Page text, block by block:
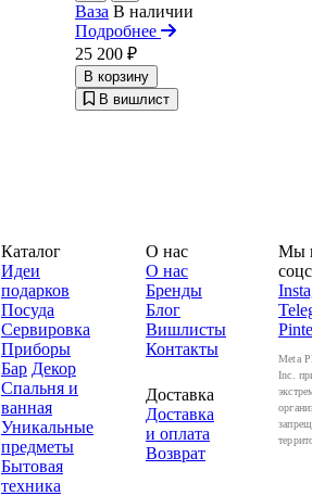
Ваза В наличии
Подробнее
25 200 ₽
В корзину
В вишлист
Каталог
Идеи
подарков
Посуда
Сервировка
Приборы
Бар Декор
Спальня и
ванная
Уникальные
предметы
Бытовая
техника
О нас
О нас
Бренды
Блог
Вишлисты
Контакты
Доставка
Доставка
и оплата
Возврат
Мы
Meta
Inc.